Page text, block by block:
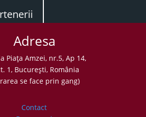
Adresa
Piaţa Amzei, nr.5, Ap 14,
1, Bucureşti, România
se face prin gang)
Contact